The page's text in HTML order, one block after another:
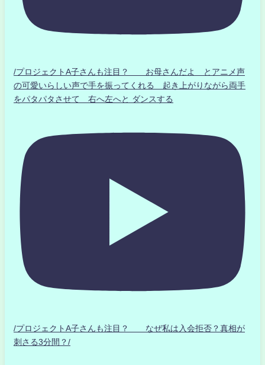
/プロジェクトA子さんも注目？ お母さんだよ とアニメ声
の可愛いらしい声で手を振ってくれる 起き上がりながら両手
をパタパタさせて 右へ左へと ダンスする
/プロジェクトA子さんも注目？ なぜ私は入会拒否？真相が
刺さる3分間？/